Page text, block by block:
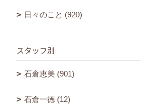
日々のこと (920)
スタッフ別
石倉恵美 (901)
石倉一徳 (12)